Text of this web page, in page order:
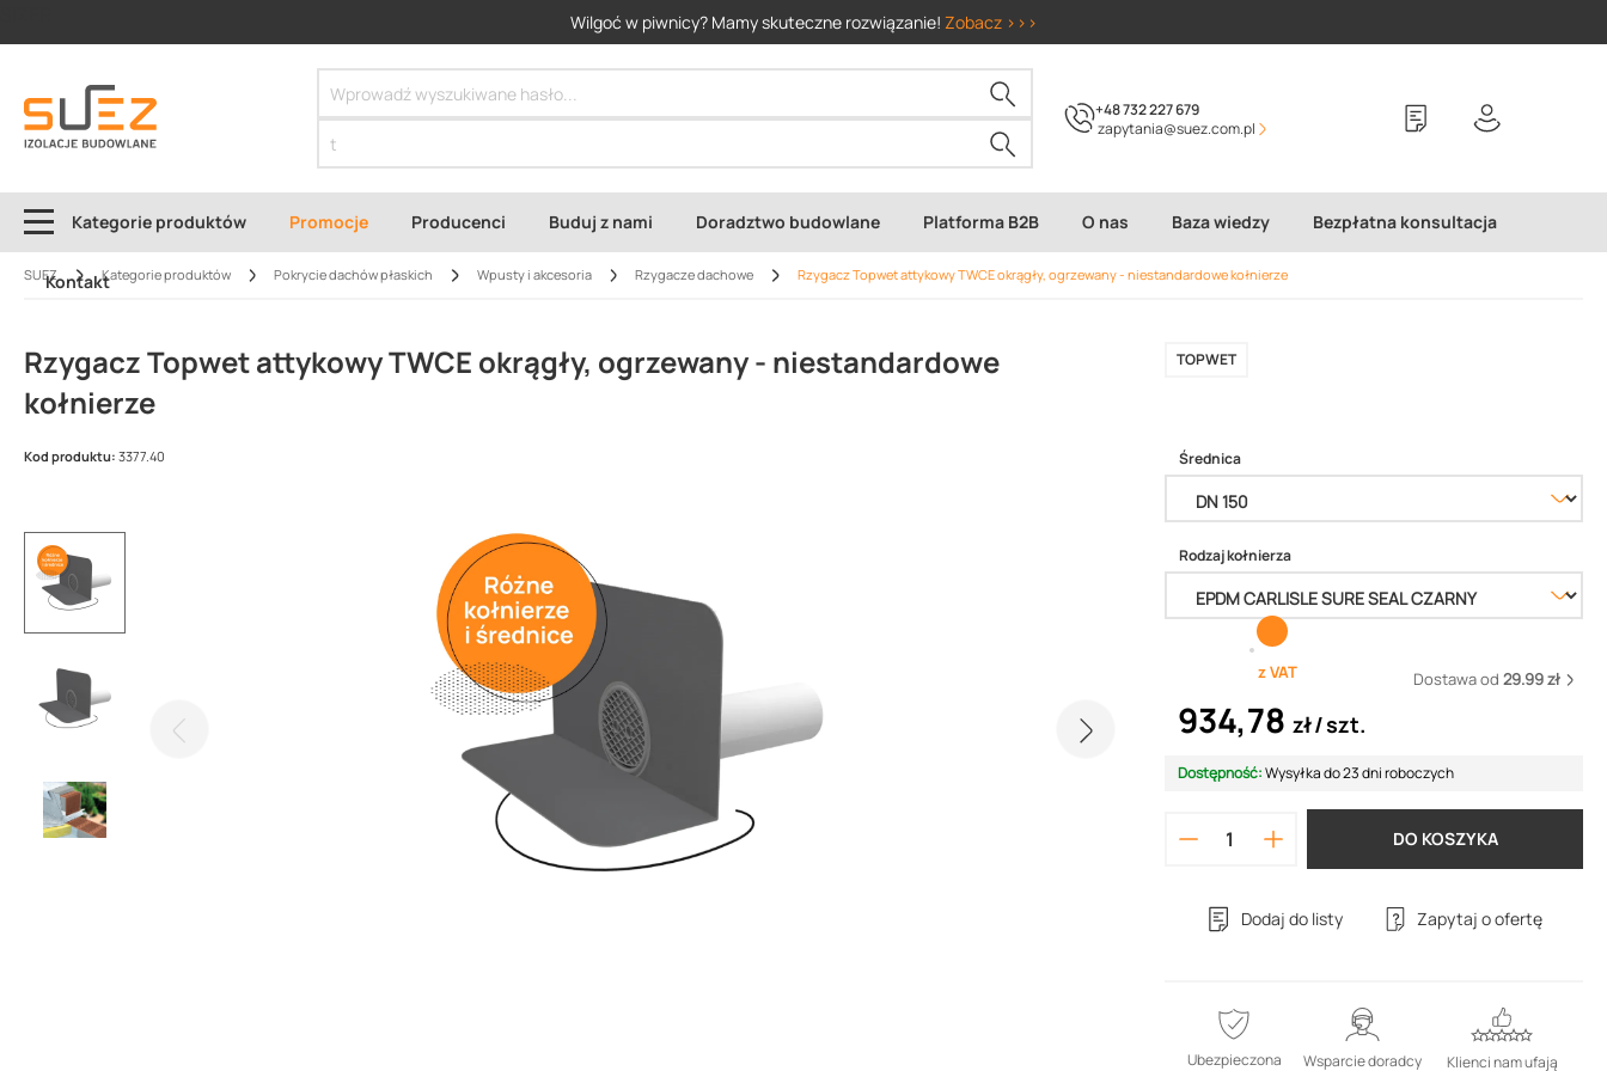
Wilgoć w piwnicy? Mamy skuteczne rozwiązanie! Zobacz >>>
+48 732 227 679
zapytania@suez.com.pl
Kategorie produktów Promocje Producenci Buduj z nami Doradztwo budowlane Platforma B2B O nas Baza wiedzy Bezpłatna konsultacja
Kontakt
SUEZ Kategorie produktów Pokrycie dachów płaskich Wpusty i akcesoria Rzygacze dachowe Rzygacz Topwet attykowy TWCE okrągły, ogrzewany - niestandardowe kołnierze
Rzygacz Topwet attykowy TWCE okrągły, ogrzewany - niestandardowe
kołnierze
TOPWET
Kod produktu: 3377.40 Średnica
Rodzaj kołnierza
z VAT Dostawa od 29.99 zł
934,78 zł szt.
Dostępność:Wysyłka do 23 dni roboczych
DO KOSZYKA
Dodaj do listy Zapytaj o ofertę
Ubezpieczona
Wsparcie doradcy
Klienci nam ufają